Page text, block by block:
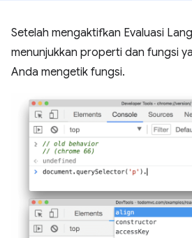
Setelah mengaktifkan Evaluasi
menunjukkan properti dan fungsi
Anda mengetik fungsi.